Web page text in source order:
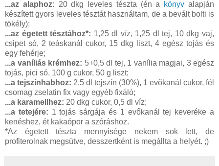
...az alaphoz: 20 dkg leveles tészta (én a könyv alapján
készített gyors leveles tésztát használtam, de a bevált bolti is
tökély);
...az égetett tésztához*: 1,25 dl víz, 1,25 dl tej, 10 dkg vaj,
csipet só, 2 teáskanál cukor, 15 dkg liszt, 4 egész tojás és
egy fehérje;
...a vaníliás krémhez: 5+0,5 dl tej, 1 vanília magjai, 3 egész
tojás, pici só, 100 g cukor, 50 g liszt;
...a tejszínhabhoz: 2,5 dl tejszín (30%), 1 evőkanál cukor, fél
csomag zselatin fix vagy egyéb fixáló;
...a karamellhez: 20 dkg cukor, 0,5 dl víz;
...a tetejére: 1 tojás sárgája és 1 evőkanál tej keveréke a
kenéshez, ét kakaópor a szóráshoz.
*Az égetett tészta mennyisége nekem sok lett, de
profiterolnak megsütve, desszertként is megállta a helyét. ;)